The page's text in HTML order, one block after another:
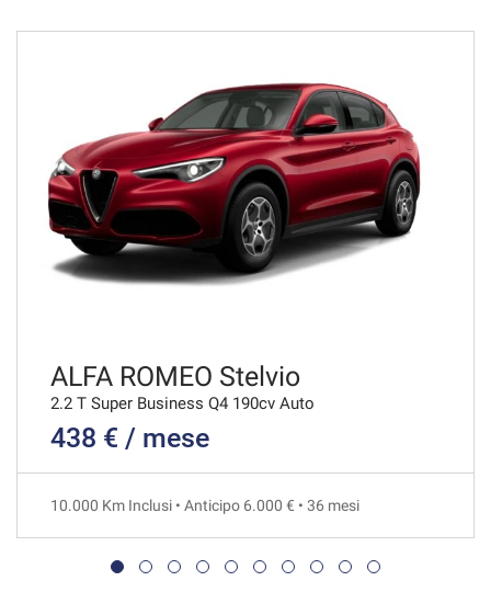
680€/mese
36 Mesi
VEDI
695€/mese
VEDI
706€/mese
36 Mesi
ALFA ROMEO Stelvio
2.2 T Super Business Q4 190cv Auto
438 € / mese
10.000 Km Inclusi • Anticipo 6.000 € • 36 mesi